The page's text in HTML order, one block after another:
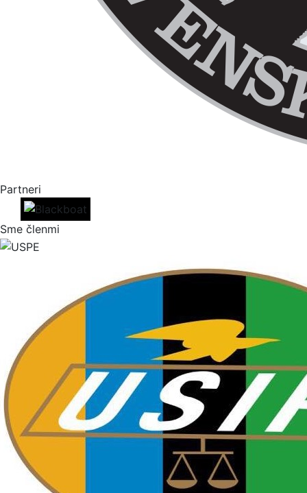
Partneri
Sme členmi